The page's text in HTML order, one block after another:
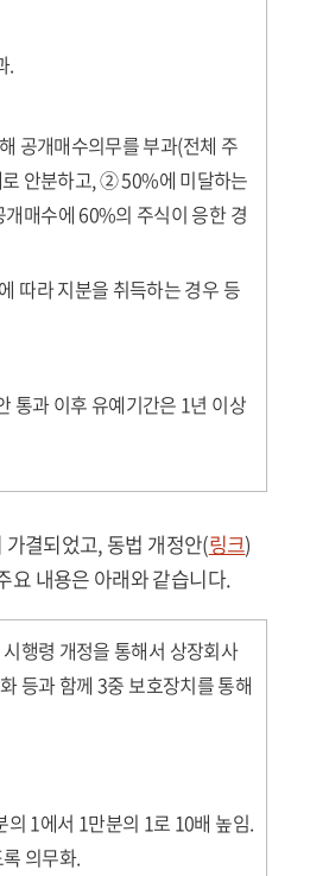
.
공개매수의무를 부과(전체 주
안분하고, ② 50%에 미달하는
매수에 60%의 주식이 응한 경
따라 지분을 취득하는 경우 등
통과 이후 유예기간은 1년 이상
결되었고, 동법 개정안(링크)
요 내용은 아래와 같습니다.
행령 개정을 통해서 상장회사
등과 함께 3중 보호장치를 통해
1에서 1만분의 1로 10배 높임.
의무화.